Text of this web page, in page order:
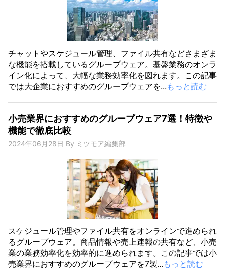
チャットやスケジュール管理、ファイル共有などさまざま
な機能を搭載しているグループウェア。基盤業務のオンラ
イン化によって、大幅な業務効率化を図れます。この記事
では大企業におすすめのグループウェアを... もっと読む
小売業界におすすめのグループウェア7選！特徴や
機能で徹底比較
2024年06月28日 By ミツモア編集部
スケジュール管理やファイル共有をオンラインで進められ
るグループウェア。商品情報や売上速報の共有など、小売
業の業務効率化を効率的に進められます。この記事では小
売業界におすすめのグループウェアを7製... もっと読む